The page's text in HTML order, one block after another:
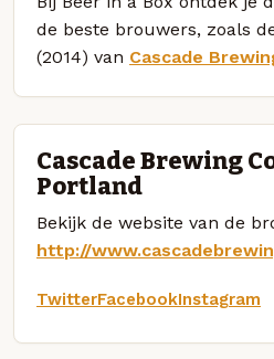
de beste brouwers, zoals
(2014) van Cascade
Cascade Brewing
Portland
Bekijk de website van de
http://
TwitterFacebookInstagram